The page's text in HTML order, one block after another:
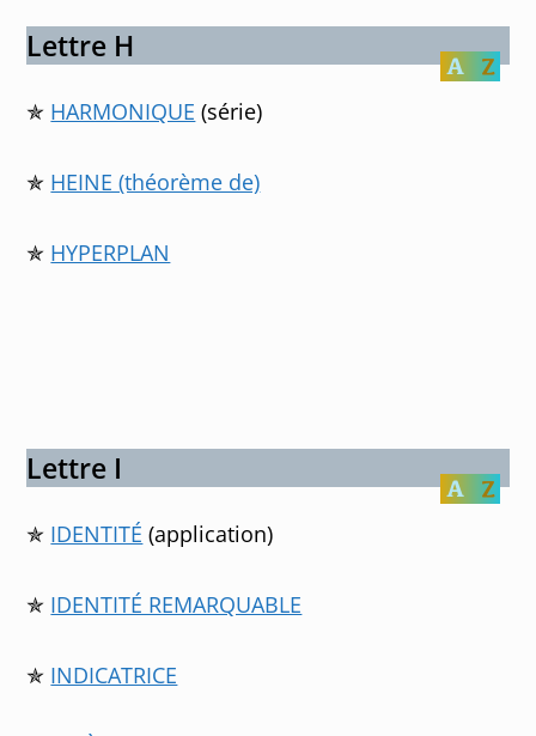
Lettre H
✯ HARMONIQUE (série)
✯ HEINE (théorème de)
✯ HYPERPLAN
Lettre I
✯ IDENTITÉ (application)
✯ IDENTITÉ REMARQUABLE
✯ INDICATRICE